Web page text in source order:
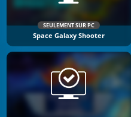
SEULEMENT SUR PC
Space Galaxy Shooter